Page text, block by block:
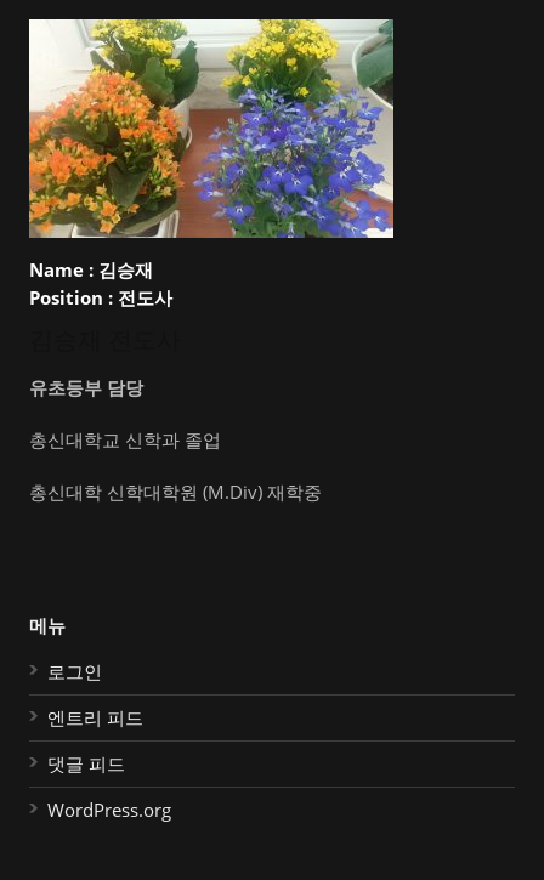
Name : 김승재
Position : 전도사
유초등부 담당
총신대학교 신학과 졸업
총신대학 신학대학원 (M.Div) 재학중
메뉴
로그인
엔트리 피드
댓글 피드
WordPress.org